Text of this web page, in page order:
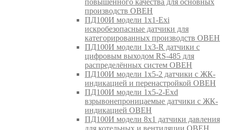
повышенного качества для основных
производств ОВЕН
ПД100И модели 1х1-Exi
искробезопасные датчики для
категорированных производств ОВЕН
ПД100И модели 1х3-R датчики с
цифровым выходом RS-485 для
распределённых систем ОВЕН
ПД100И модели 1х5-2 датчики с ЖК-
индикацией и перенастройкой ОВЕН
ПД100И модели 1х5-2-Exd
взрывонепроницаемые датчики с ЖК-
индикацией ОВЕН
ПД100И модели 8х1 датчики давления
для котельных и вентиляции ОВЕН